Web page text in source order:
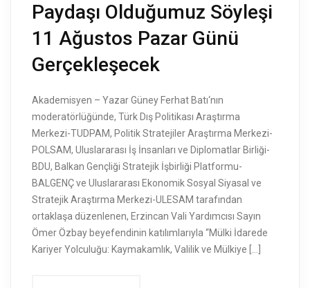
Paydaşı Olduğumuz Söyleşi
11 Ağustos Pazar Günü
Gerçekleşecek
Akademisyen – Yazar Güney Ferhat Batı‘nın
moderatörlüğünde, Türk Dış Politikası Araştırma
Merkezi-TUDPAM, Politik Stratejiler Araştırma Merkezi-
POLSAM, Uluslararası İş İnsanları ve Diplomatlar Birliği-
BDU, Balkan Gençliği Stratejik İşbirliği Platformu-
BALGENÇ ve Uluslararası Ekonomik Sosyal Siyasal ve
Stratejik Araştırma Merkezi-ULESAM tarafından
ortaklaşa düzenlenen, Erzincan Vali Yardımcısı Sayın
Ömer Özbay beyefendinin katılımlarıyla “Mülki İdarede
Kariyer Yolculuğu: Kaymakamlık, Valilik ve Mülkiye […]